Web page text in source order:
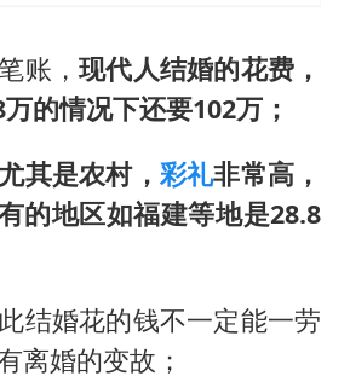
账，现代人结婚的花费，
的情况下还要102万；
其是农村， 彩礼非常高，
的地区如福建等地是28.8
结婚花的钱不一定能一劳
离婚的变故；